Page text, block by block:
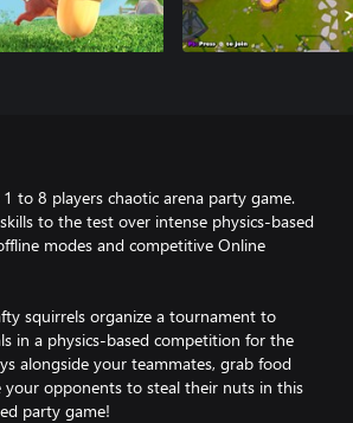
to 8 players chaotic arena party game.
to the test over intense physics-based
modes and competitive Online
squirrels organize a tournament to
in a physics-based competition for the
alongside your teammates, grab food
your opponents to steal their nuts in this
party game!